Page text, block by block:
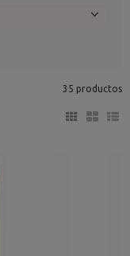
35 productos